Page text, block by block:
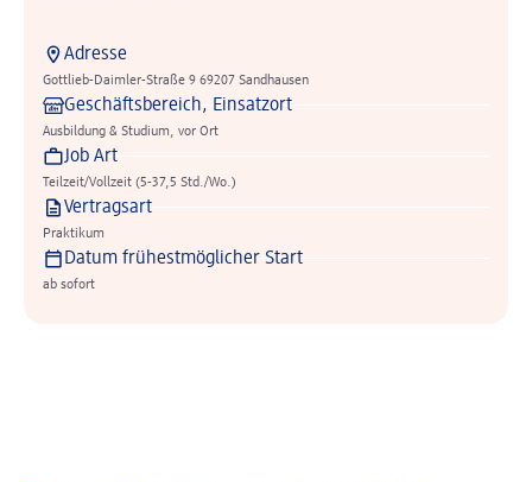
Adresse
Gottlieb-Daimler-Straße 9 69207 Sandhausen
Geschäftsbereich, Einsatzort
Ausbildung & Studium, vor Ort
Job Art
Teilzeit/Vollzeit (5-37,5 Std./Wo.)
Vertragsart
Praktikum
Datum frühestmöglicher Start
ab sofort